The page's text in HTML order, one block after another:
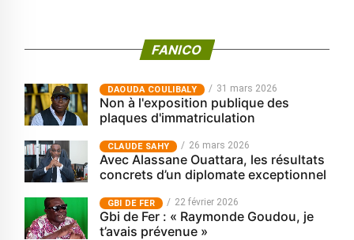
FANICO
‎DAOUDA COULIBALY 31 mars 2026
Non à l'exposition publique des
plaques d'immatriculation
CLAUDE SAHY 26 mars 2026
Avec Alassane Ouattara, les résultats
concrets d’un diplomate exceptionnel
GBI DE FER 22 février 2026
Gbi de Fer : « Raymonde Goudou, je
t’avais prévenue »